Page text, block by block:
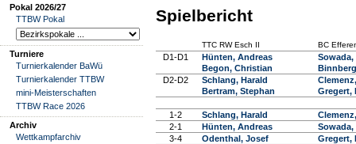
Pokal 2026/27
TTBW Pokal
Turniere
Turnierkalender BaWü
Turnierkalender TTBW
mini-Meisterschaften
TTBW Race 2026
Archiv
Wettkampfarchiv
Spielbericht
TTC RW Esch II BC
D1-D1
Hünten, Andreas
Begon, Christian
Sowada,
D2-D2
Schlang, Harald
Bertram, Stephan
Gregert,
1-2 Schlang, Harald
2-1
Hünten, Andreas
Sowada,
3-4
Odenthal, Josef
Gregert,